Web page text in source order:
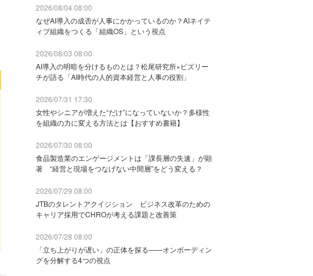
2026/08/04 08:00
なぜAI導入の成否が人事にかかっているのか？AIネイテ
ィブ組織をつくる「組織OS」という視点
2026/08/03 08:00
AI導入の明暗を分けるものとは？松尾研究所×ビズリー
チが語る「AI時代の人的資本経営と人事の役割」
2026/07/31 17:30
女性やシニアが増えた“だけ”になっていないか？多様性
を組織の力に変える方法とは【おすすめ書籍】
2026/07/30 08:00
食品製造業のエンゲージメントは「課長層の失速」が顕
著 “経営と現場をつなげない中間層”をどう変える？
2026/07/29 08:00
JTBのタレントアクイジション ビジネス改革のための
キャリア採用でCHROが考える課題と改善策
2026/07/28 08:00
「立ち上がりが遅い」の正体を探る——オンボーディン
グを分解する4つの視点